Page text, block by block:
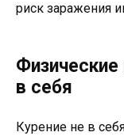
риск заражения
Физические
в себя
Курение не в